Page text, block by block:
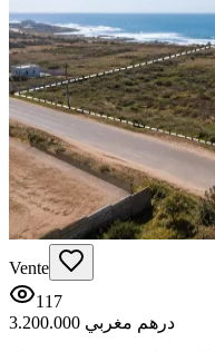
Vente
117
3.200.000 درهم مغربي